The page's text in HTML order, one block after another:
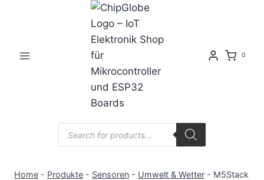
0
Products
search
Home - Produkte - Sensoren - Umwelt & Wetter - M5Stack